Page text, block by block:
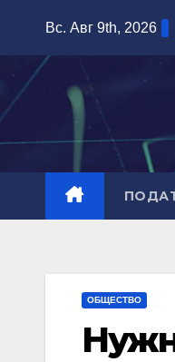
содержимому
Вс. Авг 9th, 2026
ОБЩЕСТВО